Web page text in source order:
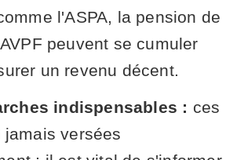
l'ASPA, la pension de
peuvent se cumuler
un revenu décent.
indispensables : ces
versées